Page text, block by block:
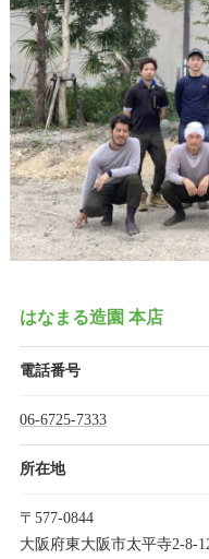
はなまる造園 本店
電話番号
06-6725-7333
所在地
〒577-0844
大阪府東大阪市太平寺2-8-